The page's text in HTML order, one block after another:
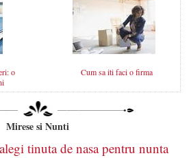
o
Cum sa iti faci o firma
Mirese si Nunti
tinuta de nasa pentru nunta